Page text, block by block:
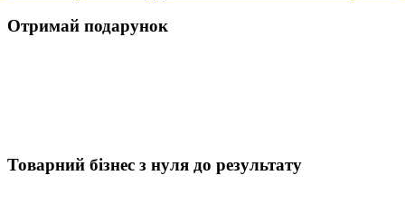
Отримай подарунок
Товарний бізнес з нуля до результату